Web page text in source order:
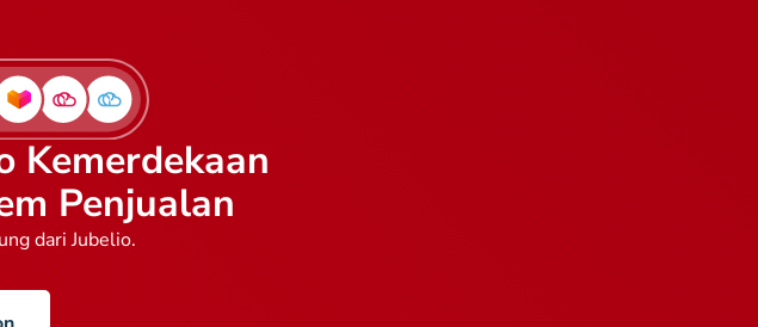
Kemerdekaan
Penjualan
dari Jubelio.